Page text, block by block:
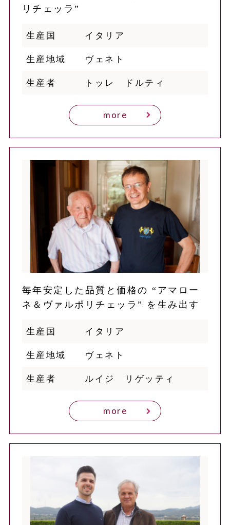
リチェッラ”
生産国 イタリア
生産地域 ヴェネト
生産者 トッレ ドルティ
more
毎年安定した品質と価格の “アマロー
ネ＆ヴァルポリチェッラ” を生み出す
生産国 イタリア
生産地域 ヴェネト
生産者 ルイジ リゲッティ
more